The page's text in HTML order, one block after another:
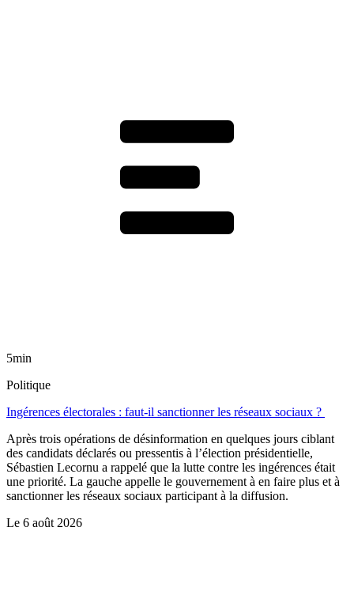
5min
Politique
Ingérences électorales : faut-il sanctionner les réseaux sociaux ?
Après trois opérations de désinformation en quelques jours ciblant
des candidats déclarés ou pressentis à l’élection présidentielle,
Sébastien Lecornu a rappelé que la lutte contre les ingérences était
une priorité. La gauche appelle le gouvernement à en faire plus et à
sanctionner les réseaux sociaux participant à la diffusion.
Le 6 août 2026